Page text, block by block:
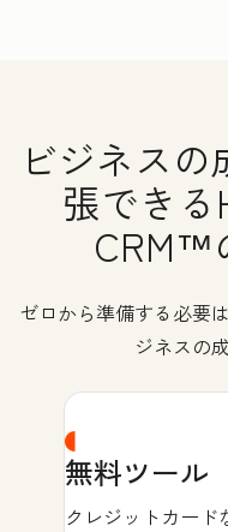
ビジネス
張でき
CRM™
ゼロから準備する必要
ジネスの
無料ツール
クレジットカー